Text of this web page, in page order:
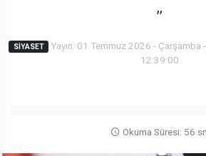
,,
SİYASET
Yayın: 01 Temmuz 2026 -
12:39:00
Okuma Süresi: 56 sn.